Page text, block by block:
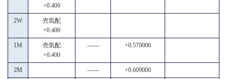
+0.400
2W
売気配
+0.400
1M
売気配
+0.400
------ +0.570000
2M ------ +0.609000